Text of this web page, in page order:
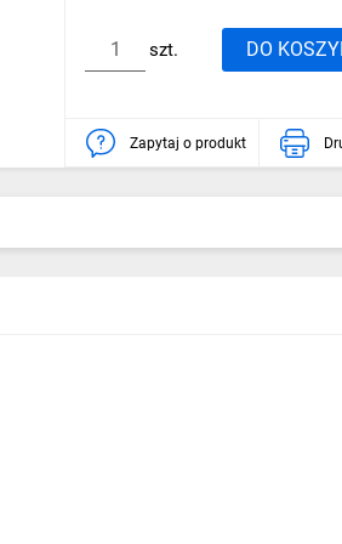
szt. DO
Zapytaj o produkt